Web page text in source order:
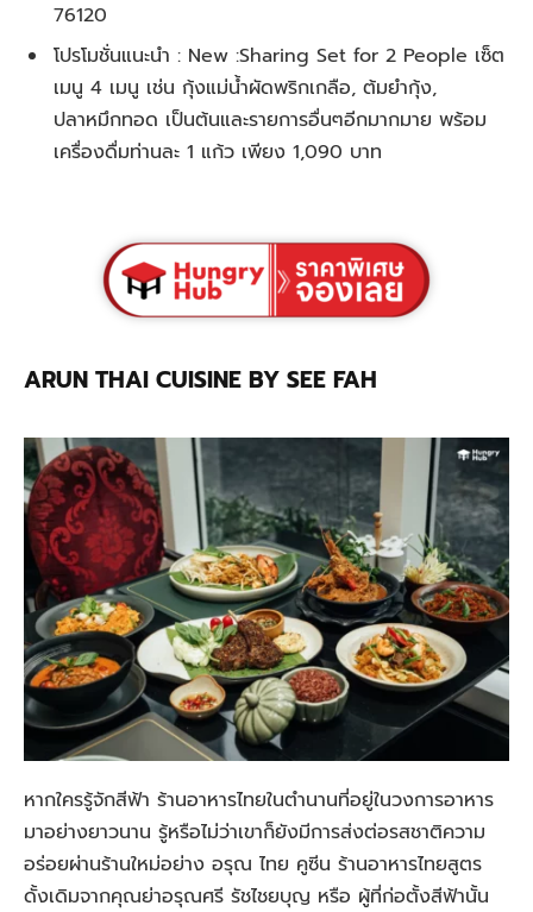
76120
โปรโมชั่นแนะนำ : New :Sharing Set for 2 People เซ็ต
เมนู 4 เมนู เช่น กุ้งแม่น้ำผัดพริกเกลือ, ต้มยำกุ้ง,
ปลาหมึกทอด เป็นต้นและรายการอื่นๆอีกมากมาย พร้อม
เครื่องดื่มท่านละ 1 แก้ว เพียง 1,090 บาท
ARUN THAI CUISINE BY SEE FAH
หากใครรู้จักสีฟ้า ร้านอาหารไทยในตำนานที่อยู่ในวงการอาหาร
มาอย่างยาวนาน รู้หรือไม่ว่าเขาก็ยังมีการส่งต่อรสชาติความ
อร่อยผ่านร้านใหม่อย่าง อรุณ ไทย คูซีน ร้านอาหารไทยสูตร
ดั้งเดิมจากคุณย่าอรุณศรี รัชไชยบุญ หรือ ผู้ที่ก่อตั้งสีฟ้านั้น